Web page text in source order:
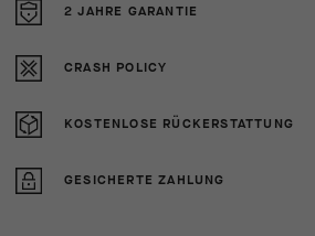
2 JAHRE GARANTIE
CRASH POLICY
KOSTENLOSE RÜCKERSTATTUNG
GESICHERTE ZAHLUNG